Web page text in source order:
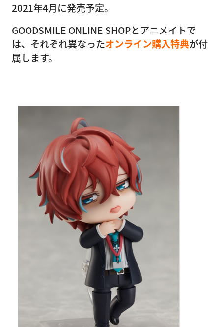
2021年4月に発売予定。
GOODSMILE ONLINE SHOPとアニメイトで
は、それぞれ異なったオンライン購入特典が付
属します。